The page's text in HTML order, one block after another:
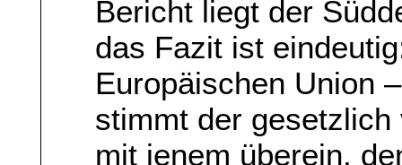
Bericht liegt der
das Fazit ist
Europäischen Union
stimmt der
mit jenem überein,